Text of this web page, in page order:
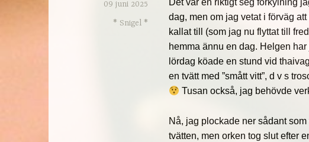
09 juni 2025
* Snigel *
Det var en riktigt seg förkylning
dag, men om jag vetat i förväg
kallat till (som jag nu flyttat till
hemma ännu en dag. Helgen
lördag köade en stund vid
en tvätt med ”smått vitt”, d v s
Tusan också, jag behövde
Nå, jag plockade ner sådant
tvätten, men orken tog slut efter